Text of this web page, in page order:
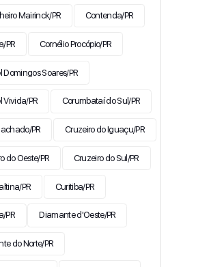
Mairinck/PR Contenda/PR
PR Cornélio Procópio/PR
Domingos Soares/PR
Vivida/PR Corumbataí do Sul/PR
PR Cruzeiro do Iguaçu/PR
do Oeste/PR Cruzeiro do Sul/PR
PR Curitiba/PR
PR Diamante d'Oeste/PR
do Norte/PR